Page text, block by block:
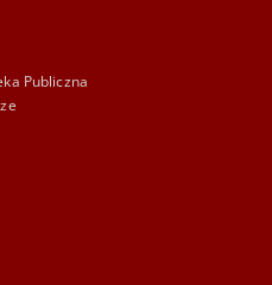
Publiczna